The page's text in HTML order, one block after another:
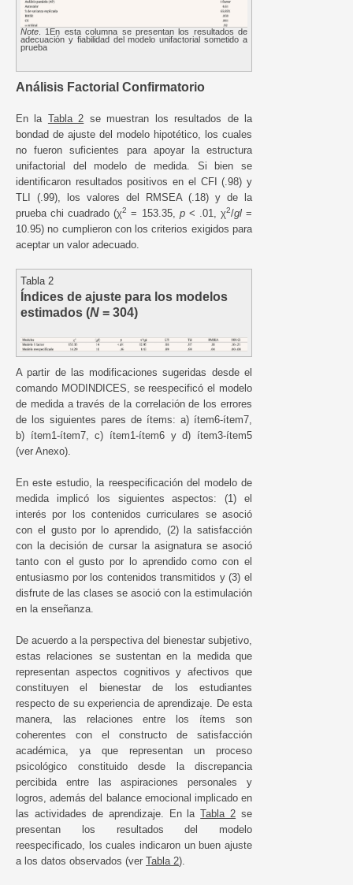
Note . 1En esta columna se presentan los resultados de
adecuación y fiabilidad del modelo unifactorial sometido a
prueba
Análisis Factorial Confirmatorio
En la Tabla 2 se muestran los resultados de la
bondad de ajuste del modelo hipotético, los cuales
no fueron suficientes para apoyar la estructura
unifactorial del modelo de medida. Si bien se
identificaron resultados positivos en el CFI (.98) y
TLI (.99), los valores del RMSEA (.18) y de la
prueba chi cuadrado (χ2 = 153.35, p< .01, χ2/gl=
10.95) no cumplieron con los criterios exigidos para
aceptar un valor adecuado.
Tabla 2
Índices de ajuste para los modelos
estimados (N = 304)
A partir de las modificaciones sugeridas desde el
comando MODINDICES, se reespecificó el modelo
de medida a través de la correlación de los errores
de los siguientes pares de ítems: a) ítem6-ítem7,
b) ítem1-ítem7, c) ítem1-ítem6 y d) ítem3-ítem5
(ver Anexo).
En este estudio, la reespecificación del modelo de
medida implicó los siguientes aspectos: (1) el
interés por los contenidos curriculares se asoció
con el gusto por lo aprendido, (2) la satisfacción
con la decisión de cursar la asignatura se asoció
tanto con el gusto por lo aprendido como con el
entusiasmo por los contenidos transmitidos y (3) el
disfrute de las clases se asoció con la estimulación
en la enseñanza.
De acuerdo a la perspectiva del bienestar subjetivo,
estas relaciones se sustentan en la medida que
representan aspectos cognitivos y afectivos que
constituyen el bienestar de los estudiantes
respecto de su experiencia de aprendizaje. De esta
manera, las relaciones entre los ítems son
coherentes con el constructo de satisfacción
académica, ya que representan un proceso
psicológico constituido desde la discrepancia
percibida entre las aspiraciones personales y
logros, además del balance emocional implicado en
las actividades de aprendizaje. En laTabla 2 se
presentan los resultados del modelo
reespecificado, los cuales indicaron un buen ajuste
a los datos observados (ver Tabla 2).